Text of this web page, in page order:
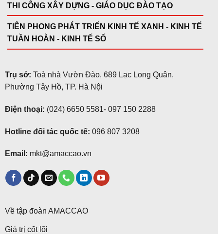
THI CÔNG XÂY DỰNG - GIÁO DỤC ĐÀO TẠO
TIÊN PHONG PHÁT TRIỂN KINH TẾ XANH - KINH TẾ
TUẦN HOÀN - KINH TẾ SỐ
Trụ sở: Toà nhà Vườn Đào, 689 Lạc Long Quân,
Phường Tây Hồ, TP. Hà Nội
Điện thoại: (024) 6650 5581- 097 150 2288
Hotline đối tác quốc tế: 096 807 3208
Email: mkt@amaccao.vn
Về tập đoàn AMACCAO
Giá trị cốt lõi